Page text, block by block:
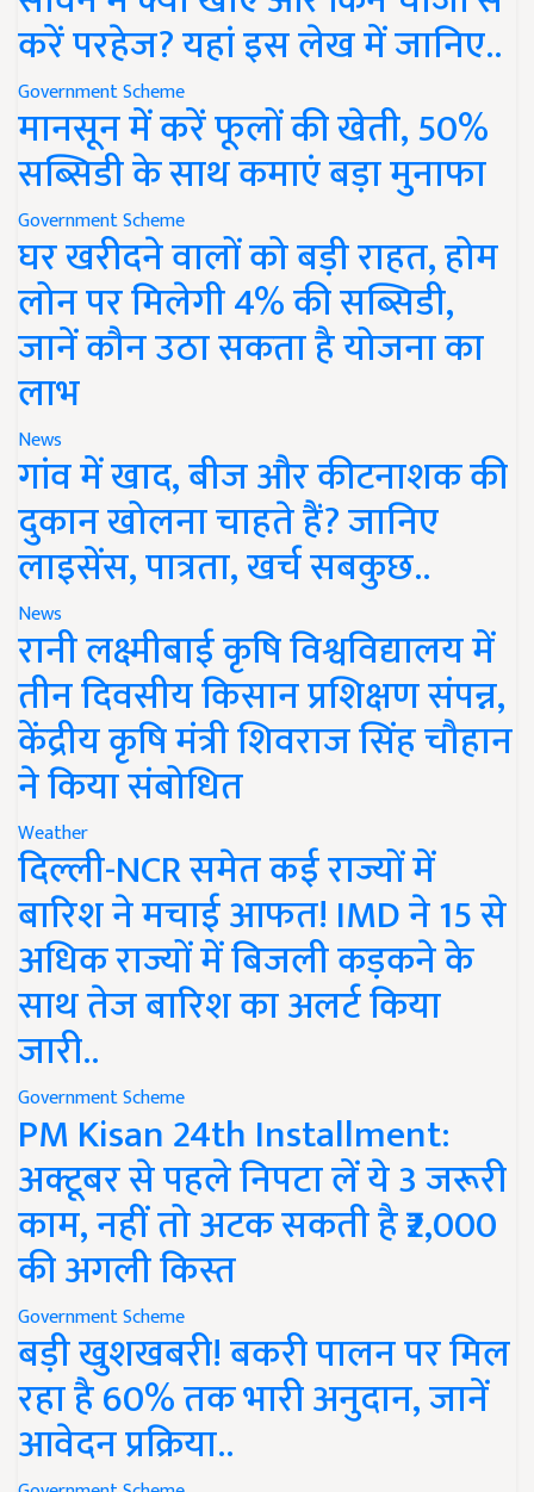
करें परहेज? यहां इस लेख में जानिए..
Government Scheme
मानसून में करें फूलों की खेती, 50%
सब्सिडी के साथ कमाएं बड़ा मुनाफा
Government Scheme
घर खरीदने वालों को बड़ी राहत, होम
लोन पर मिलेगी 4% की सब्सिडी,
जानें कौन उठा सकता है योजना का
लाभ
News
गांव में खाद, बीज और कीटनाशक की
दुकान खोलना चाहते हैं? जानिए
लाइसेंस, पात्रता, खर्च सबकुछ..
News
रानी लक्ष्मीबाई कृषि विश्वविद्यालय में
तीन दिवसीय किसान प्रशिक्षण संपन्न,
केंद्रीय कृषि मंत्री शिवराज सिंह चौहान
ने किया संबोधित
Weather
दिल्ली-NCR समेत कई राज्यों में
बारिश ने मचाई आफत! IMD ने 15 से
अधिक राज्यों में बिजली कड़कने के
साथ तेज बारिश का अलर्ट किया
जारी..
Government Scheme
PM Kisan 24th Installment:
अक्टूबर से पहले निपटा लें ये 3 जरूरी
काम, नहीं तो अटक सकती है ₹2,000
की अगली किस्त
Government Scheme
बड़ी खुशखबरी! बकरी पालन पर मिल
रहा है 60% तक भारी अनुदान, जानें
आवेदन प्रक्रिया..